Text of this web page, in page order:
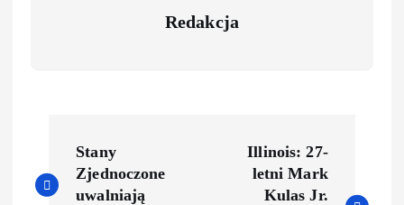
Redakcja
Stany
Zjednoczone
uwalniają
Illinois: 27-
letni Mark
Kulas Jr.